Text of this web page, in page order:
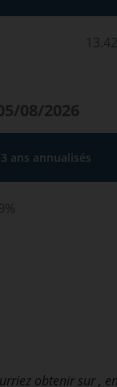
08/2026
ans annualisés
obtenir sur,